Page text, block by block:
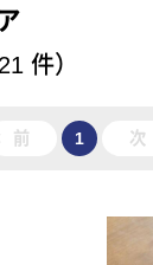
21 件）
前 1 次